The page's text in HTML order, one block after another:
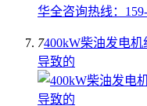
华全咨询热线：159-
7​400kW柴油发电
导致的